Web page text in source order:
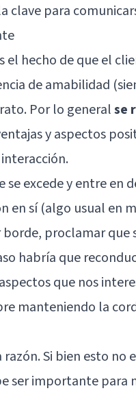
clave para
hecho de que el
de amabilidad
Por lo generalse
y aspectos
se excede y entre en
en sí (algo usual en
proclamar que
habría que
que nos
manteniendo la
Si bien esto no
ser importante para